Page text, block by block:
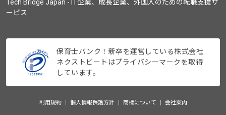
Tech Bridge Japan - IT企業、成長企業、外国人のための転職支援サ
ービス
保育士バンク！新卒を運営している株式会社
ネクストビートはプライバシーマークを取得
しています。
利用規約 個人情報保護方針 商標について 会社案内